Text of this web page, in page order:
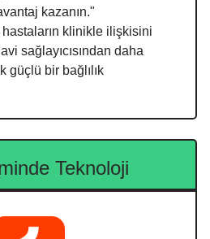
kazanın."
klinikle ilişkisini
sağlayıcısından daha
güçlü bir bağlılık
Teknoloji